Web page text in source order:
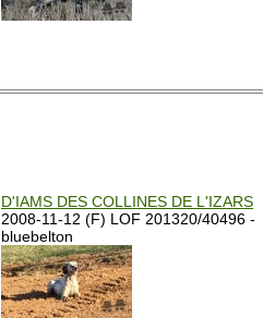
D'IAMS DES COLLINES DE L'IZARS
2008-11-12 (F) LOF 201320/40496 -
bluebelton